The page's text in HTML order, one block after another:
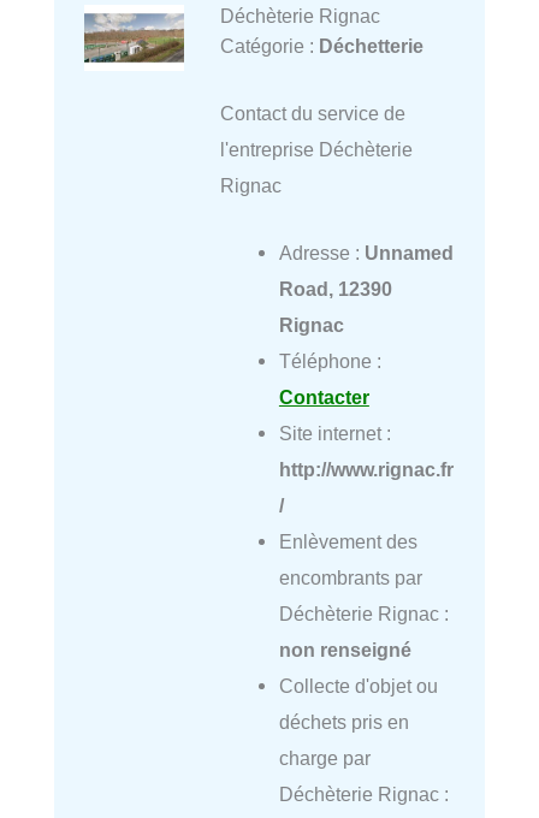
Déchèterie Rignac
Catégorie : Déchetterie
Contact du service de
l'entreprise Déchèterie
Rignac
Adresse : Unnamed
Road, 12390
Rignac
Téléphone :
Contacter
Site internet :
http://www.rignac.fr
/
Enlèvement des
encombrants par
Déchèterie Rignac :
non renseigné
Collecte d'objet ou
déchets pris en
charge par
Déchèterie Rignac :